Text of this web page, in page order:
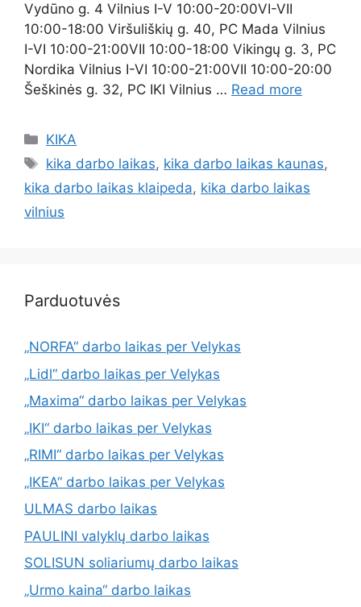
Vydūno g. 4 Vilnius I-V 10:00-20:00VI-VII
10:00-18:00 Viršuliškių g. 40, PC Mada Vilnius
I-VI 10:00-21:00VII 10:00-18:00 Vikingų g. 3, PC
Nordika Vilnius I-VI 10:00-21:00VII 10:00-20:00
Šeškinės g. 32, PC IKI Vilnius … Read more
KIKA
kika darbo laikas, kika darbo laikas kaunas,
kika darbo laikas klaipeda, kika darbo laikas
vilnius
Parduotuvės
„NORFA“ darbo laikas per Velykas
„Lidl“ darbo laikas per Velykas
„Maxima“ darbo laikas per Velykas
„IKI“ darbo laikas per Velykas
„RIMI“ darbo laikas per Velykas
„IKEA“ darbo laikas per Velykas
ULMAS darbo laikas
PAULINI valyklų darbo laikas
SOLISUN soliariumų darbo laikas
„Urmo kaina“ darbo laikas